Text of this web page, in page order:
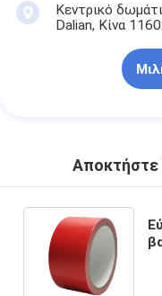
Κεντρικό
Dalian, Κίνα
Αποκτήστε